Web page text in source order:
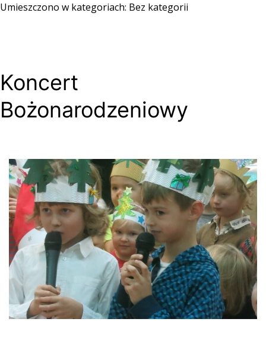
Umieszczono w kategoriach: Bez kategorii
Koncert
Bożonarodzeniowy